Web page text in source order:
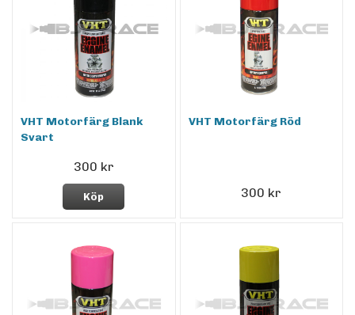
VHT Motorfärg Blank
Svart
300 kr
Köp
VHT Motorfärg Röd
300 kr